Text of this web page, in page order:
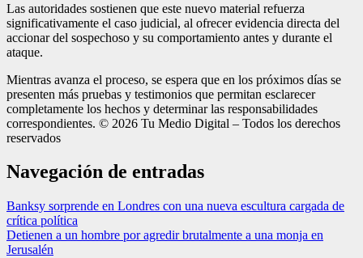
Las autoridades sostienen que este nuevo material refuerza
significativamente el caso judicial, al ofrecer evidencia directa del
accionar del sospechoso y su comportamiento antes y durante el
ataque.
Mientras avanza el proceso, se espera que en los próximos días se
presenten más pruebas y testimonios que permitan esclarecer
completamente los hechos y determinar las responsabilidades
correspondientes. © 2026 Tu Medio Digital – Todos los derechos
reservados
Navegación de entradas
Banksy sorprende en Londres con una nueva escultura cargada de
crítica política
Detienen a un hombre por agredir brutalmente a una monja en
Jerusalén